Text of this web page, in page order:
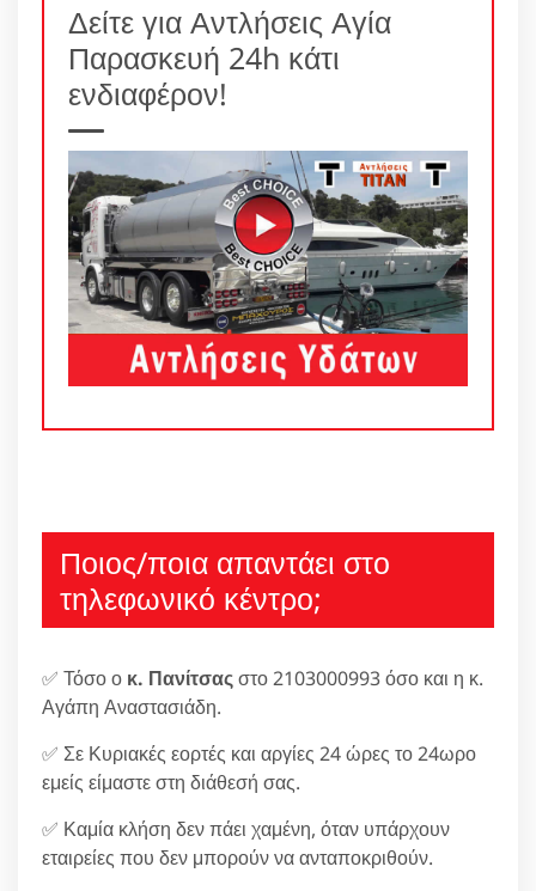
Δείτε για Αντλήσεις Αγία
Παρασκευή 24h κάτι
ενδιαφέρον!
Ποιος/ποια απαντάει στο
τηλεφωνικό κέντρο;
✅ Τόσο ο κ. Πανίτσαςστο 2103000993 όσο και η κ.
Αγάπη Αναστασιάδη.
✅ Σε Κυριακές εορτές και αργίες 24 ώρες το 24ωρο
εμείς είμαστε στη διάθεσή σας.
✅ Καμία κλήση δεν πάει χαμένη, όταν υπάρχουν
εταιρείες που δεν μπορούν να ανταποκριθούν.